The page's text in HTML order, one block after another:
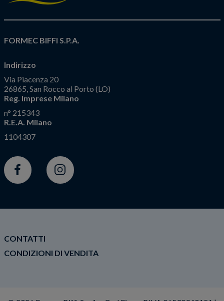
FORMEC BIFFI S.P.A.
Indirizzo
Via Piacenza 20
26865, San Rocco al Porto (LO)
Reg. Imprese Milano
n° 215343
R.E.A. Milano
1104307
Facebook Instagram
CONTATTI
CONDIZIONI DI VENDITA